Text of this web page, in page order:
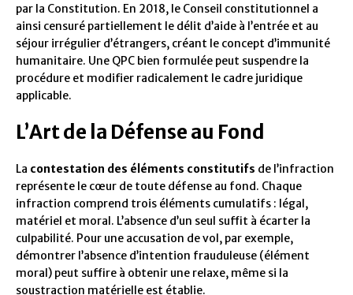
par la Constitution. En 2018, le Conseil constitutionnel a
ainsi censuré partiellement le délit d’aide à l’entrée et au
séjour irrégulier d’étrangers, créant le concept d’immunité
humanitaire. Une QPC bien formulée peut suspendre la
procédure et modifier radicalement le cadre juridique
applicable.
L’Art de la Défense au Fond
La contestation des éléments constitutifs de l’infraction
représente le cœur de toute défense au fond. Chaque
infraction comprend trois éléments cumulatifs : légal,
matériel et moral. L’absence d’un seul suffit à écarter la
culpabilité. Pour une accusation de vol, par exemple,
démontrer l’absence d’intention frauduleuse (élément
moral) peut suffire à obtenir une relaxe, même si la
soustraction matérielle est établie.